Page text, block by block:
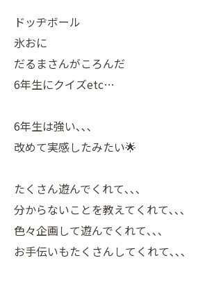
ドッヂボール
氷おに
だるまさんがころんだ
6年生にクイズetc…
6年生は強い､､､
改めて実感したみたい🌟
たくさん遊んでくれて､､､
分からないことを教えてくれて､､､
色々企画して遊んでくれて､､､
お手伝いもたくさんしてくれて､､､